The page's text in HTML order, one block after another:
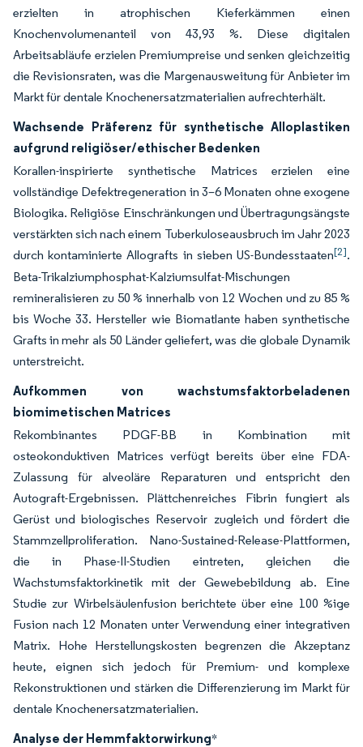
erzielten in atrophischen Kieferkämmen einen
Knochenvolumenanteil von 43,93 %. Diese digitalen
Arbeitsabläufe erzielen Premiumpreise und senken gleichzeitig
die Revisionsraten, was die Margenausweitung für Anbieter im
Markt für dentale Knochenersatzmaterialien aufrechterhält.
Wachsende Präferenz für synthetische Alloplastiken
aufgrund religiöser/ethischer Bedenken
Korallen-inspirierte synthetische Matrices erzielen eine
vollständige Defektregeneration in 3–6 Monaten ohne exogene
Biologika. Religiöse Einschränkungen und Übertragungsängste
verstärkten sich nach einem Tuberkuloseausbruch im Jahr 2023
durch kontaminierte Allografts in sieben US-Bundesstaaten[2].
Beta-Trikalziumphosphat-Kalziumsulfat-Mischungen
remineralisieren zu 50 % innerhalb von 12 Wochen und zu 85 %
bis Woche 33. Hersteller wie Biomatlante haben synthetische
Grafts in mehr als 50 Länder geliefert, was die globale Dynamik
unterstreicht.
Aufkommen von wachstumsfaktorbeladenen
biomimetischen Matrices
Rekombinantes PDGF-BB in Kombination mit
osteokonduktiven Matrices verfügt bereits über eine FDA-
Zulassung für alveoläre Reparaturen und entspricht den
Autograft-Ergebnissen. Plättchenreiches Fibrin fungiert als
Gerüst und biologisches Reservoir zugleich und fördert die
Stammzellproliferation. Nano-Sustained-Release-Plattformen,
die in Phase-II-Studien eintreten, gleichen die
Wachstumsfaktorkinetik mit der Gewebebildung ab. Eine
Studie zur Wirbelsäulenfusion berichtete über eine 100 %ige
Fusion nach 12 Monaten unter Verwendung einer integrativen
Matrix. Hohe Herstellungskosten begrenzen die Akzeptanz
heute, eignen sich jedoch für Premium- und komplexe
Rekonstruktionen und stärken die Differenzierung im Markt für
dentale Knochenersatzmaterialien.
Analyse der Hemmfaktorwirkung*